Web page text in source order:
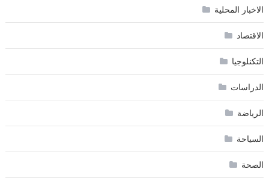
الاخبار المحلية
الاقتصاد
التكنلوجيا
الدراسات
الرياضة
السياحة
الصحة